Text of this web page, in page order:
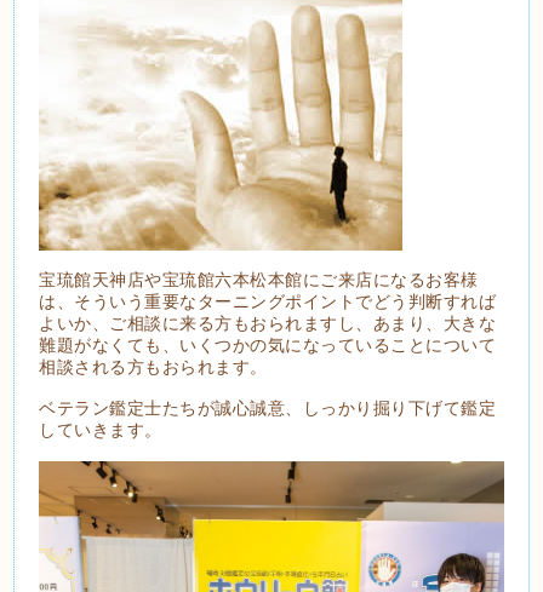
宝琉館天神店や宝琉館六本松本館にご来店になるお客様
は、そういう重要なターニングポイントでどう判断すれば
よいか、ご相談に来る方もおられますし、あまり、大きな
難題がなくても、いくつかの気になっていることについて
相談される方もおられます。
ベテラン鑑定士たちが誠心誠意、しっかり掘り下げて鑑定
していきます。